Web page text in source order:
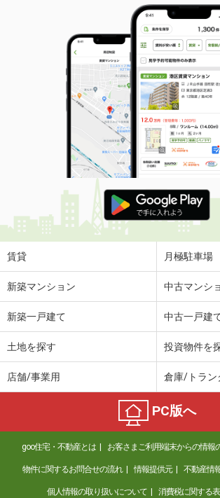
大分県大分市大字旦
22.35m²
間取り
1K
大分県大分市大字志村
価 格
5.05万円
住 所
大分県大分市大字志村
専有面積 58.86m²
間取り
2LDK
大分県大分市千代町１丁目
価 格
6.80万円
住 所
大分県大分市千代町１
専有面積
大分県大分市明磧町２
5.70万円
大分県大分市久原北
4.70万円
住 所
大分県大分市久原北
専有面積 58m²
間取り
3DK
大分県大分市大字城原
賃貸 月極駐車場
新築マンション 中古マンシ
新築一戸建て 中古一戸建
土地を探す 投資物件を
店舗/事業用 倉庫/トラン
PC版へ
goo住宅・不動産とは お客さまご利用端末からの情報
物件に関するお問合せの流れ 情報提供元 不動産情
個人情報の取り扱いについて 消費税に関する